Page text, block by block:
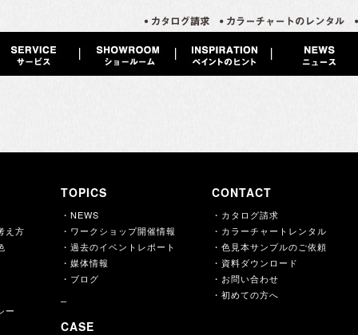
え方
ー
TOPICS
・NEWS
・ワークショップ開催情報
・過去のイベントレポート
・媒体情報
・ブログ
CASE
CONTACT
・カタログ請求
・カラーチャートレンタル
・色見本サンプルのご依頼
・資料ダウンロード
・お問い合わせ
・初めての方へ